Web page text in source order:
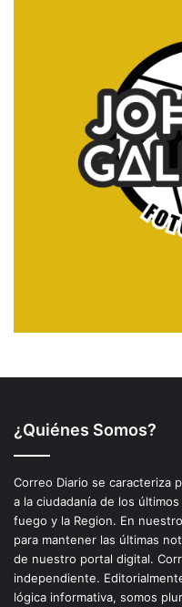
¿Quiénes Somos?
Correo Diario se caracteriza
a la ciudadanía de los
fuego y la Region. En
para mantener las últimas
de nuestro portal digital.
independiente.
lógica informativa, somos